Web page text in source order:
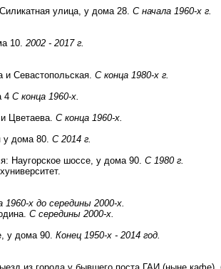
улица, у дома 28. С начала 1960-х г.
10. 2002 - 2017 г.
и Севастопольская. С конца 1980-х г.
4 С конца 1960-х.
Цветаева. С конца 1960-х.
у дома 80. С 2014 г.
Наугорское шоссе, у дома 90. С 1980 г.
1960-х до середины 2000-х.
С середины 2000-х.
у дома 90. Конец 1950-х - 2014 год.